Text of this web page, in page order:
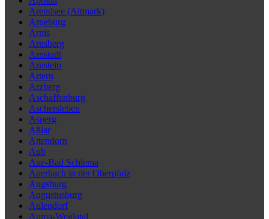
Arendsee (Altmark)
Arneburg
Arnis
Arnsberg
Arnstadt
Arnstein
Artern
Arzberg
Aschaffenburg
Aschersleben
Asperg
Aßlar
Attendorn
Aub
Aue-Bad Schlema
Auerbach in der Oberpfalz
Augsburg
Augustusburg
Aulendorf
Auma-Weidatal